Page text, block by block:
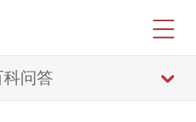
科问答